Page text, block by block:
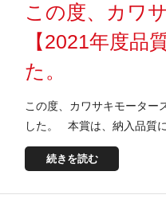
この度、カワ
【2021年度品
た。
この度、カワサキモーター
した。 本賞は、納入品質
続きを読む